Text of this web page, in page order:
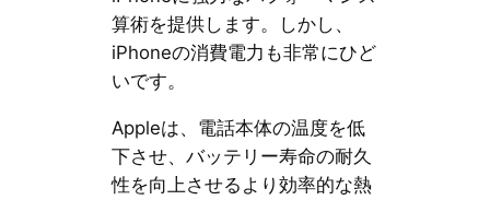
算術を提供します。しかし、
iPhoneの消費電力も非常にひど
いです。
Appleは、電話本体の温度を低
下させ、バッテリー寿命の耐久
性を向上させるより効率的な熱